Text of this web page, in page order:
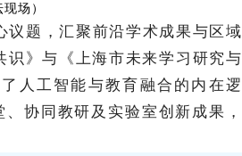
场）
议题，汇聚前沿学术成果与区域
》与《上海市未来学习研究与
人工智能与教育融合的内在逻
协同教研及实验室创新成果，